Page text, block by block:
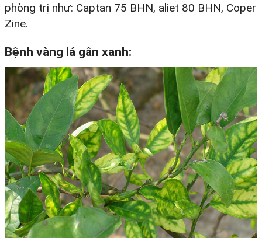
phòng trị như: Captan 75 BHN, aliet 80 BHN, Coper
Zine.
Bệnh vàng lá gân xanh: